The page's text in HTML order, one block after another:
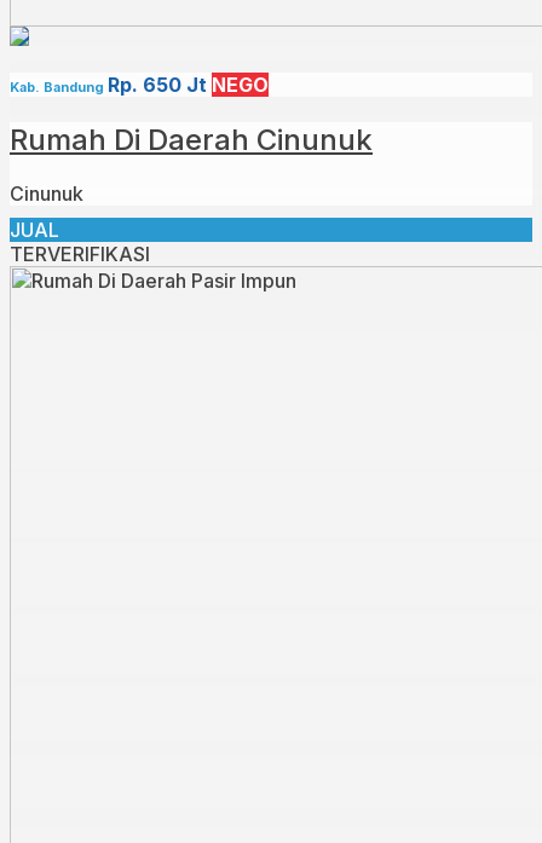
Kab. Bandung Rp. 650 Jt NEGO
Rumah Di Daerah Cinunuk
Cinunuk
JUAL
TERVERIFIKASI